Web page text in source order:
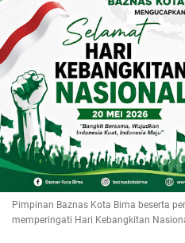
Pimpinan Baznas Kota Bima beserta
memperingati Hari Kebangkitan